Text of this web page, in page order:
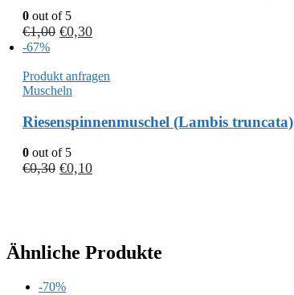
0 out of 5
€1,00 €0,30
-67%
Produkt anfragen
Muscheln
Riesenspinnenmuschel (Lambis truncata)
0 out of 5
€0,30 €0,10
Ähnliche Produkte
-70%